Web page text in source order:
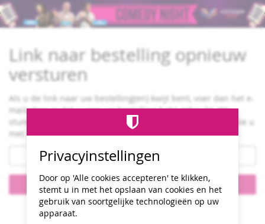
Ga naar de
hoofdinhoud
Comedy
Night
13
juni
2026
Link naar bestelling opnieuw
versturen
Als u de link naar uw bestelling(en) kwijt bent, voer dan het e-
mailadres in dat u voor uw bestelling hebt gebruikt. Wij
sturen u dan een e-mail met links naar alle bestellingen die u
met dit e-mailadres hebt geplaatst.
Verstuur links
Contact Cookie-instellingen Colofon
Privacy
Privacyinstellingen
Door op 'Alle cookies accepteren' te klikken,
stemt u in met het opslaan van cookies en het
gebruik van soortgelijke technologieën op uw
apparaat.